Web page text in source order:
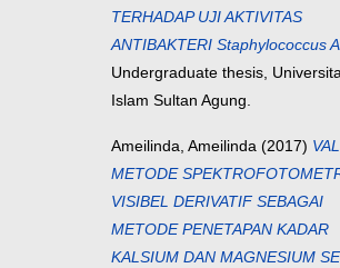
TERHADAP UJI AKTIVITAS
ANTIBAKTERI Staphylococcus
Undergraduate thesis,
Islam Sultan Agung.
Ameilinda, Ameilinda (2017)
METODE
VISIBEL DERIVATIF SEBAGAI
METODE PENETAPAN KADAR
KALSIUM DAN MAGNESIUM